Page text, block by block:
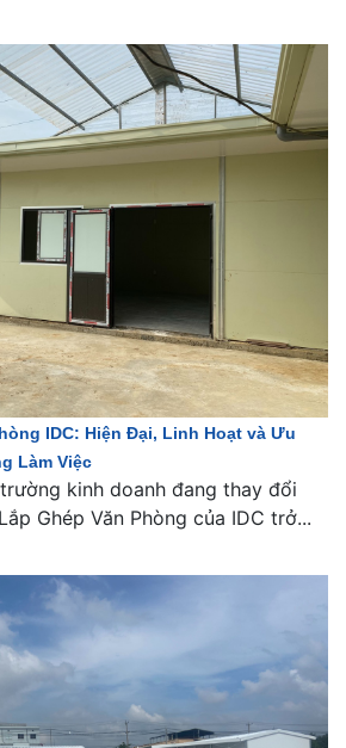
IDC: Hiện Đại, Linh Hoạt và Ưu
Làm Việc
kinh doanh đang thay đổi
Ghép Văn Phòng của IDC trở...